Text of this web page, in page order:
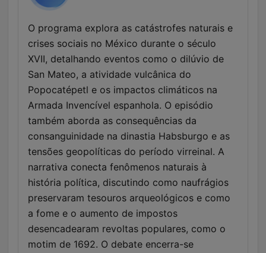
O programa explora as catástrofes naturais e
crises sociais no México durante o século
XVII, detalhando eventos como o dilúvio de
San Mateo, a atividade vulcânica do
Popocatépetl e os impactos climáticos na
Armada Invencível espanhola. O episódio
também aborda as consequências da
consanguinidade na dinastia Habsburgo e as
tensões geopolíticas do período virreinal. A
narrativa conecta fenômenos naturais à
história política, discutindo como naufrágios
preservaram tesouros arqueológicos e como
a fome e o aumento de impostos
desencadearam revoltas populares, como o
motim de 1692. O debate encerra-se